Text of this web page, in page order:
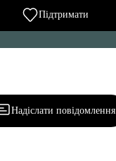
Підтримати
Надіслати повідомлення